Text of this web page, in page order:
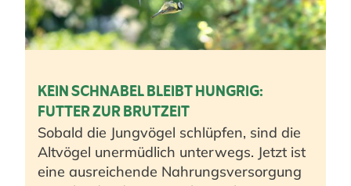
KEIN SCHNABEL BLEIBT HUNGRIG:
FUTTER ZUR BRUTZEIT
Sobald die Jungvögel schlüpfen, sind die
Altvögel unermüdlich unterwegs. Jetzt ist
eine ausreichende Nahrungsversorgung